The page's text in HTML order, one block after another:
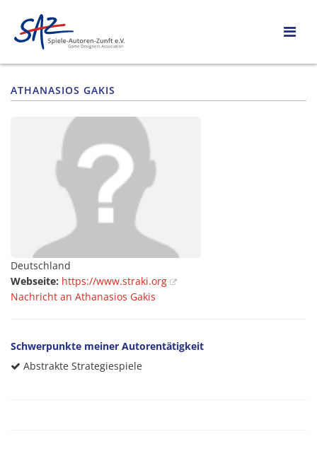
ATHANASIOS GAKIS
Deutschland
Webseite: https://www.straki.org
Nachricht an Athanasios Gakis
Schwerpunkte meiner Autorentätigkeit
Abstrakte Strategiespiele